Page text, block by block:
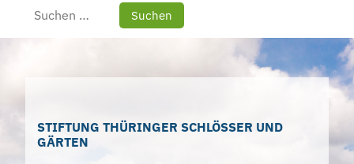
Suchen
STIFTUNG THÜRINGER SCHLÖSSER UND
GÄRTEN